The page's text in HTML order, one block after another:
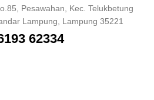
Pesawahan, Kec. Telukbetung
Lampung, Lampung 35221
62334